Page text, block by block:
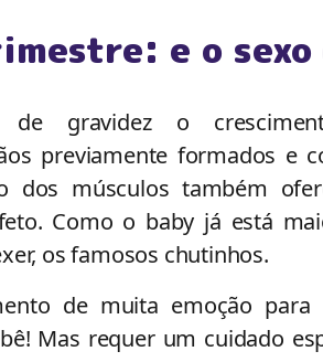
e o
de gravidez o
previamente formados e
dos músculos também
Como o baby já está
os famosos chutinhos.
de muita emoção
Mas requer um cuidado